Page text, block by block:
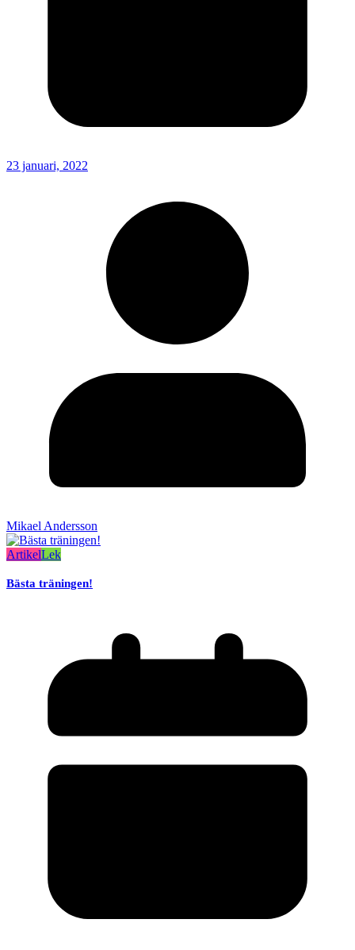
23 januari, 2022
Mikael Andersson
ArtikelLek
Bästa träningen!